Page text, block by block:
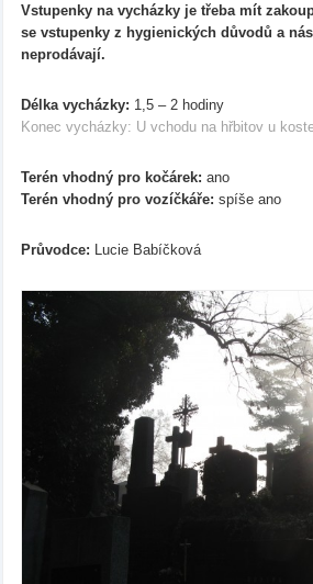
Vstupenky na vycházky je třeba mít
se vstupenky z hygienických důvodů a
neprodávají.
Délka vycházky: 1,5 – 2 hodiny
Konec vycházky: U vchodu na hřbitov u
Terén vhodný pro kočárek: ano
Terén vhodný pro vozíčkáře: spíše ano
Průvodce: Lucie Babíčková